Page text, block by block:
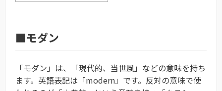
■モダン
「モダン」は、「現代的、当世風」などの意味を持ち
ます。英語表記は「modern」です。反対の意味で使